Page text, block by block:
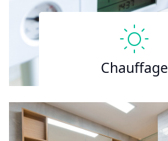
Chauffage